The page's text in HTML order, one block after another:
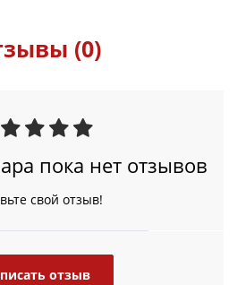
(0)
пока нет отзывов
свой отзыв!
отзыв